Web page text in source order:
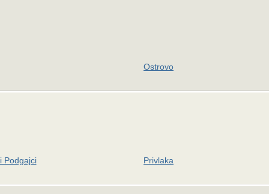
Ostrovo
Podgajci Privlaka